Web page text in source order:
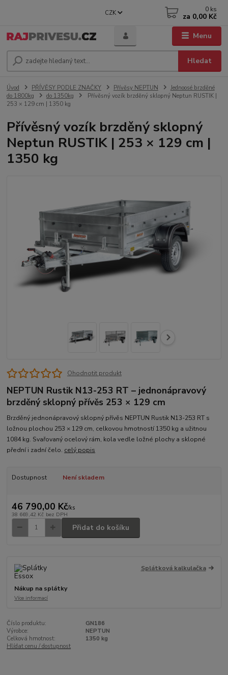
Menu
CZK
Hledat
0 ks
za 0,00 Kč
Úvod PŘÍVĚSY PODLE ZNAČKY Přívěsy NEPTUN
Jednoosé brzděné
do 1800kg
do 1350kg
Přívěsný vozík brzděný sklopný Neptun RUSTIK |
253 × 129 cm | 1350 kg
Přívěsný vozík brzděný sklopný
Neptun RUSTIK | 253 × 129 cm |
1350 kg
Ohodnotit produkt
NEPTUN Rustik N13-253 RT – jednonápravový
brzděný sklopný přívěs 253 × 129 cm
Brzděný jednonápravový sklopný přívěs NEPTUN Rustik N13-253 RT s
ložnou plochou 253 × 129 cm, celkovou hmotností 1350 kg a užitnou
1084 kg. Svařovaný ocelový rám, kola vedle ložné plochy a sklopné
přední i zadní čelo. celý popis
Dostupnost Není skladem
46 790,00 Kč/ks
38 669,42 Kč bez DPH
Přidat do košíku
Splátková kalkulačka
Nákup na splátky
Více informací
Číslo produktu:
GN186
Výrobce:
NEPTUN
Celková hmotnost:
1350 kg
Hlídat cenu / dostupnost